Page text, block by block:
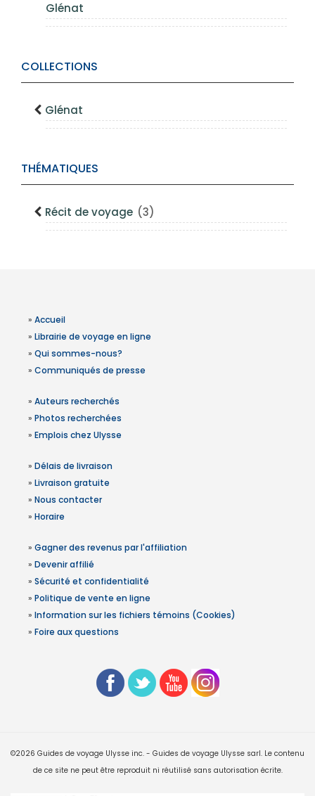
Glénat
COLLECTIONS
Glénat
THÉMATIQUES
Récit de voyage (3)
» Accueil
» Librairie de voyage en ligne
» Qui sommes-nous?
» Communiqués de presse
» Auteurs recherchés
» Photos recherchées
» Emplois chez Ulysse
» Délais de livraison
» Livraison gratuite
» Nous contacter
» Horaire
» Gagner des revenus par l'affiliation
» Devenir affilié
» Sécurité et confidentialité
» Politique de vente en ligne
» Information sur les fichiers témoins (Cookies)
» Foire aux questions
©2026 Guides de voyage Ulysse inc. - Guides de voyage Ulysse sarl. Le contenu
de ce site ne peut être reproduit ni réutilisé sans autorisation écrite.